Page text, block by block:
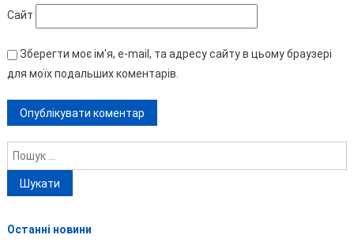
Сайт
Зберегти моє ім'я, e-mail, та адресу сайту в цьому браузері
для моїх подальших коментарів.
Пошук:
Останні новини